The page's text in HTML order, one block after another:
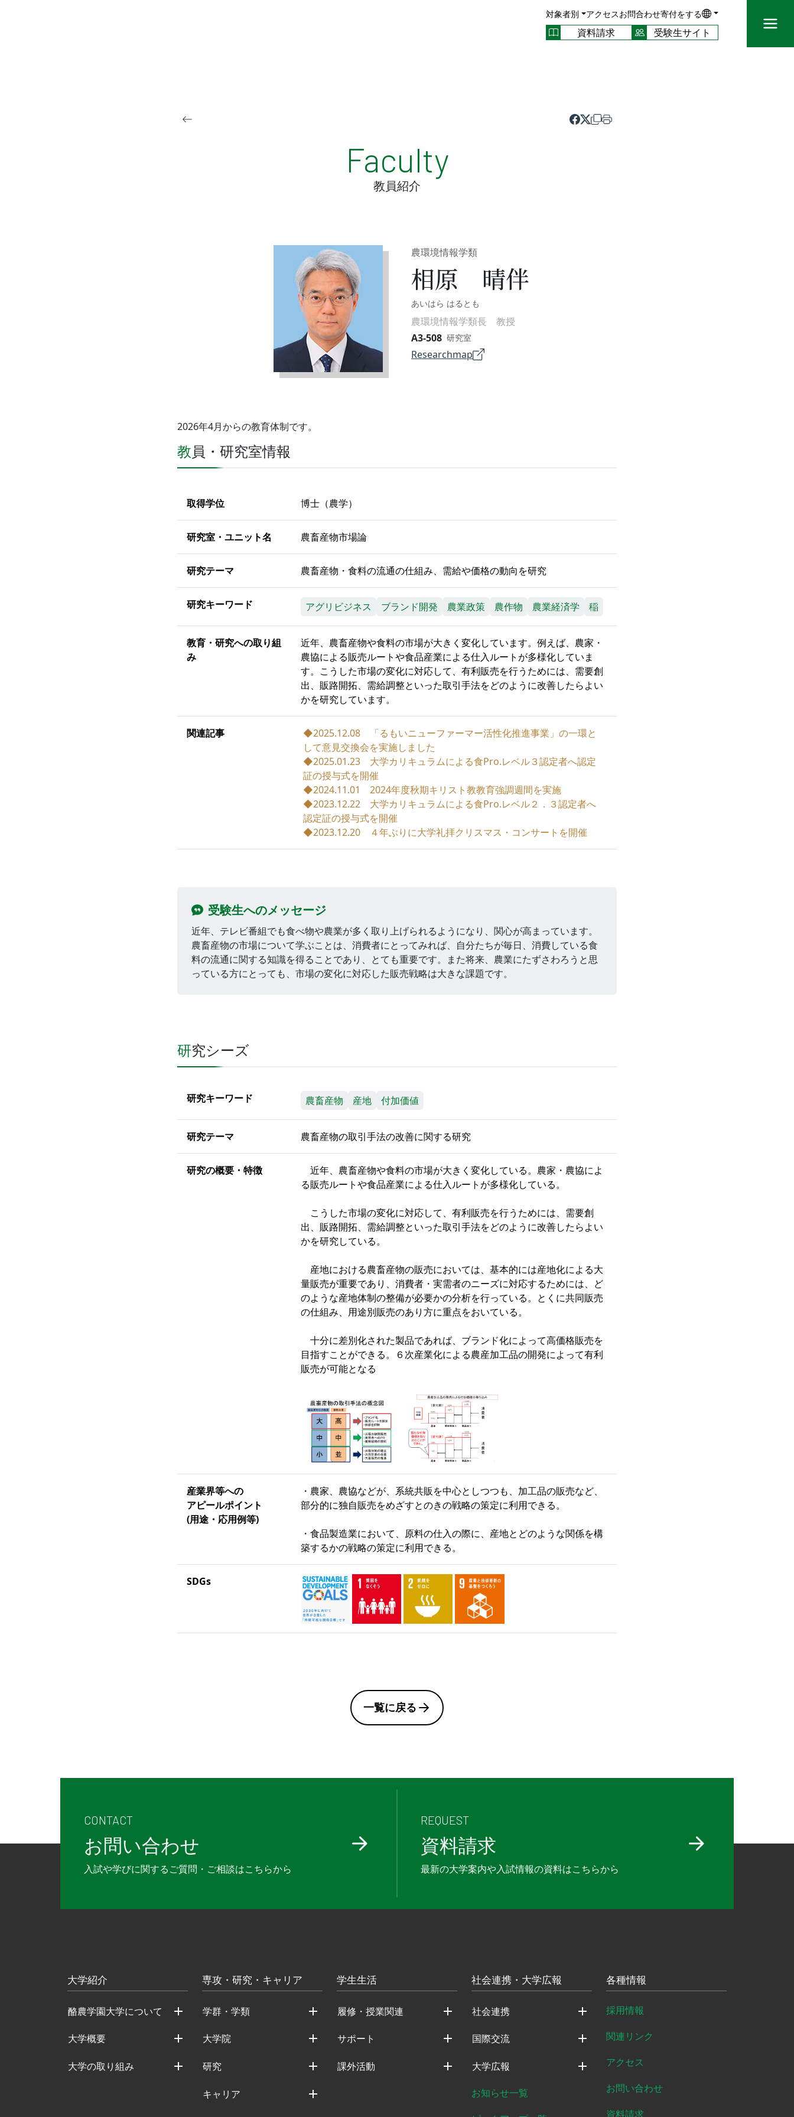
対象者別 アクセスお問合わせ寄付をする
資料請求 受験生サイト
Faculty
教員紹介
農環境情報学類
相原 晴伴
あいはら はるとも
農環境情報学類長 教授
A3-508 研究室
Researchmap
2026年4月からの教育体制です。
教員・研究室情報
取得学位 博士（農学）
研究室・ユニット名 農畜産物市場論
研究テーマ 農畜産物・食料の流通の仕組み、需給や価格の動向を研究
研究キーワード アグリビジネス ブランド開発 農業政策 農作物 農業経済学 稲
教育・研究への取り組
み
近年、農畜産物や食料の市場が大きく変化しています。例えば、農家・
農協による販売ルートや食品産業による仕入ルートが多様化していま
す。こうした市場の変化に対応して、有利販売を行うためには、需要創
出、販路開拓、需給調整といった取引手法をどのように改善したらよい
かを研究しています。
関連記事
◆2025.12.08 「るもいニューファーマー活性化推進事業」の一環と
して意見交換会を実施しました
◆2025.01.23 大学カリキュラムによる食Pro.レベル３認定者へ認定
証の授与式を開催
◆2024.11.01 2024年度秋期キリスト教教育強調週間を実施
◆2023.12.22 大学カリキュラムによる食Pro.レベル２．３認定者へ
認定証の授与式を開催
◆2023.12.20 ４年ぶりに大学礼拝クリスマス・コンサートを開催
受験生へのメッセージ
近年、テレビ番組でも食べ物や農業が多く取り上げられるようになり、関心が高まっています。
農畜産物の市場について学ぶことは、消費者にとってみれば、自分たちが毎日、消費している食
料の流通に関する知識を得ることであり、とても重要です。また将来、農業にたずさわろうと思
っている方にとっても、市場の変化に対応した販売戦略は大きな課題です。
研究シーズ
研究キーワード 農畜産物 産地 付加価値
研究テーマ 農畜産物の取引手法の改善に関する研究
研究の概要・特徴
近年、農畜産物や食料の市場が大きく変化している。農家・農協によ
る販売ルートや食品産業による仕入ルートが多様化している。
こうした市場の変化に対応して、有利販売を行うためには、需要創
出、販路開拓、需給調整といった取引手法をどのように改善したらよい
かを研究している。
産地における農畜産物の販売においては、基本的には産地化による大
量販売が重要であり、消費者・実需者のニーズに対応するためには、ど
のような産地体制の整備が必要かの分析を行っている。とくに共同販売
の仕組み、用途別販売のあり方に重点をおいている。
十分に差別化された製品であれば、ブランド化によって高価格販売を
目指すことができる。６次産業化による農産加工品の開発によって有利
販売が可能となる
産業界等への
アピールポイント
(用途・応用例等)
・農家、農協などが、系統共販を中心としつつも、加工品の販売など、
部分的に独自販売をめざすとのきの戦略の策定に利用できる。
・食品製造業において、原料の仕入の際に、産地とどのような関係を構
築するかの戦略の策定に利用できる。
SDGs
一覧に戻る
CONTACT
お問い合わせ
入試や学びに関するご質問・ご相談はこちらから
REQUEST
資料請求
最新の大学案内や入試情報の資料はこちらから
大学紹介
酪農学園大学について
大学概要
大学の取り組み
専攻・研究・キャリア
学群・学類
大学院
研究
キャリア
学生生活
履修・授業関連
サポート
課外活動
社会連携・大学広報
社会連携
国際交流
大学広報
お知らせ一覧
各種情報
採用情報
関連リンク
アクセス
お問い合わせ
資料請求